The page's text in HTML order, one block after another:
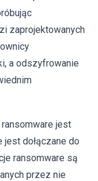
zaprojektowanych
a odszyfrowanie
jest
dołączane do
ransomware są
przez nie